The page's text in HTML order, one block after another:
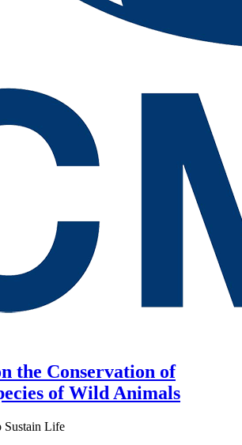
the Conservation of
of Wild Animals
Sustain Life